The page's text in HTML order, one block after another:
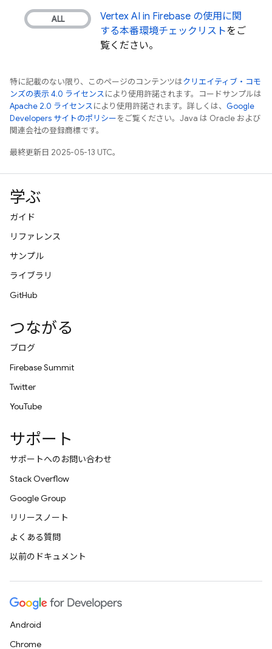
Vertex AI in Firebase の使用に関
する本番環境チェックリストをご
覧ください。
特に記載のない限り、このページのコンテンツはクリエイティブ・コモ
ンズの表示 4.0 ライセンスにより使用許諾されます。コードサンプルは
Apache 2.0 ライセンスにより使用許諾されます。詳しくは、 Google
Developers サイトのポリシーをご覧ください。Java は Oracle および
関連会社の登録商標です。
最終更新日 2025-05-13 UTC。
学ぶ
ガイド
リファレンス
サンプル
ライブラリ
GitHub
つながる
ブログ
Firebase Summit
Twitter
YouTube
サポート
サポートへのお問い合わせ
Stack Overflow
Google Group
リリースノート
よくある質問
以前のドキュメント
Android
Chrome